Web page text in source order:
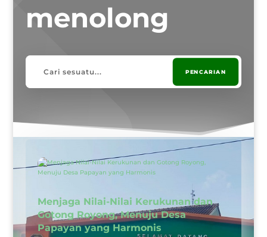
menolong
Menjaga Nilai-Nilai Kerukunan dan
Gotong Royong, Menuju Desa
Papayan yang Harmonis